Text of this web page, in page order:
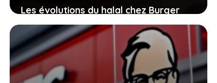
Les évolutions du halal chez Burger
King en France : ce que 2025 réserve
aux consommateurs
6 avril 2026